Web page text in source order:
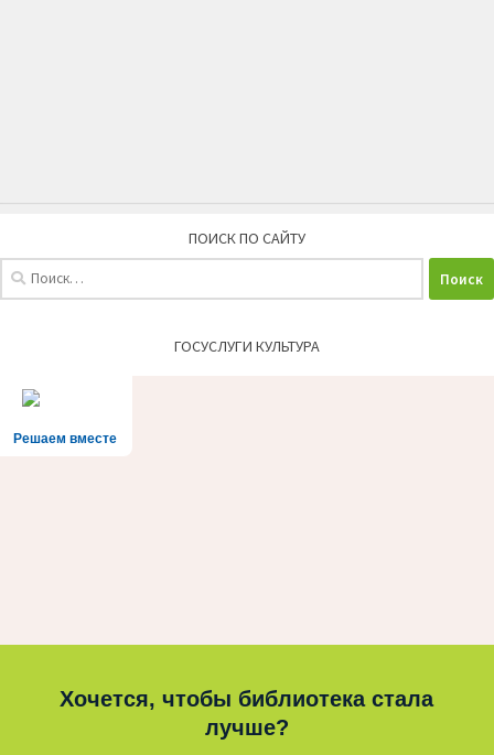
ПОИСК ПО САЙТУ
ГОСУСЛУГИ КУЛЬТУРА
Решаем вместе
Хочется, чтобы библиотека стала
лучше?